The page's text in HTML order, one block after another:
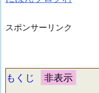
スポンサーリンク
もくじ